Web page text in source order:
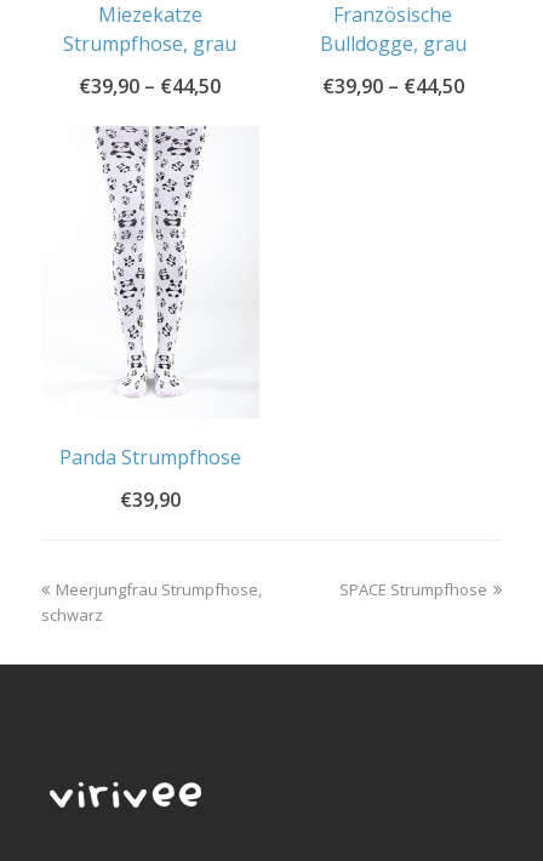
Miezekatze
Strumpfhose, grau
€39,90 – €44,50
Französische
Bulldogge, grau
€39,90– €44,50
Panda Strumpfhose
€39,90
previous
post:
Meerjungfrau Strumpfhose,
schwarz
next
SPACE Strumpfhose